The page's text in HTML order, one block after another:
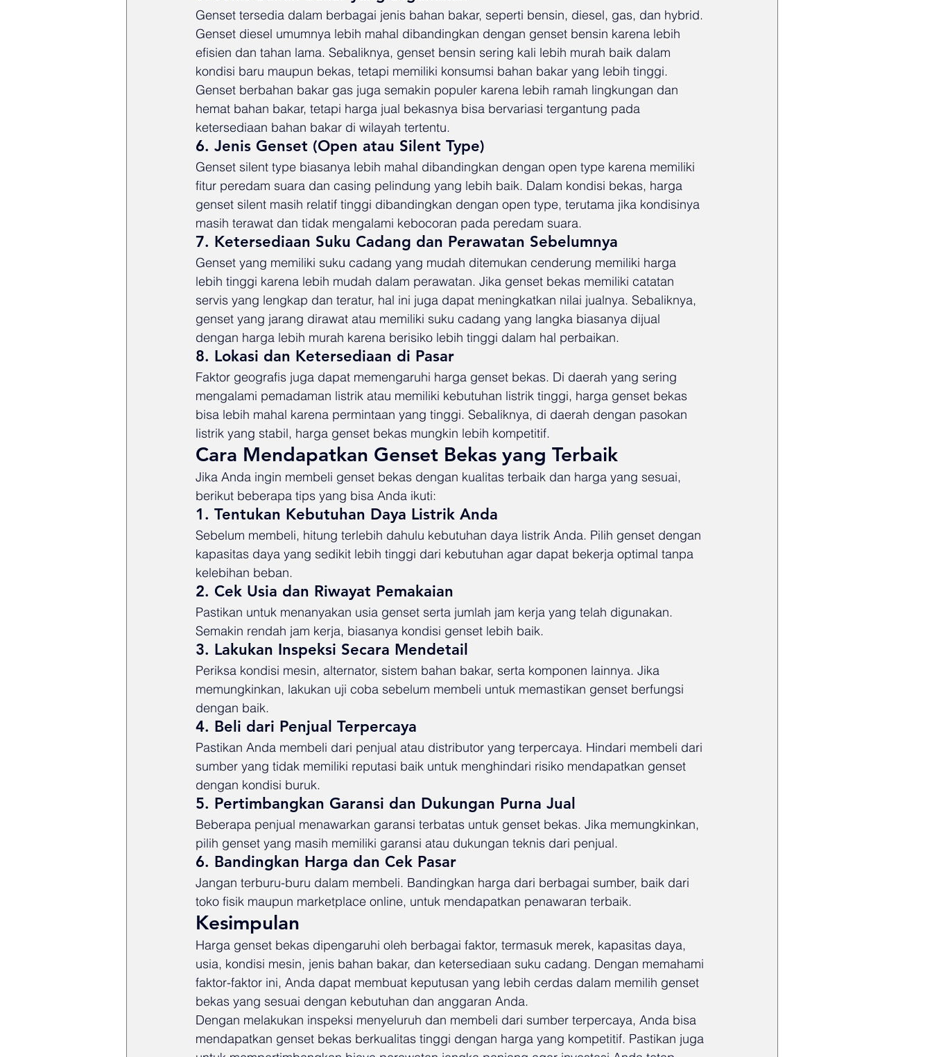
Genset tersedia dalam berbagai jenis bahan bakar, seperti bensin, diesel, gas, dan hybrid.
Genset diesel umumnya lebih mahal dibandingkan dengan genset bensin karena lebih
efisien dan tahan lama. Sebaliknya, genset bensin sering kali lebih murah baik dalam
kondisi baru maupun bekas, tetapi memiliki konsumsi bahan bakar yang lebih tinggi.
Genset berbahan bakar gas juga semakin populer karena lebih ramah lingkungan dan
hemat bahan bakar, tetapi harga jual bekasnya bisa bervariasi tergantung pada
ketersediaan bahan bakar di wilayah tertentu.
6. Jenis Genset (Open atau Silent Type)
Genset silent type biasanya lebih mahal dibandingkan dengan open type karena memiliki
fitur peredam suara dan casing pelindung yang lebih baik. Dalam kondisi bekas, harga
genset silent masih relatif tinggi dibandingkan dengan open type, terutama jika kondisinya
masih terawat dan tidak mengalami kebocoran pada peredam suara.
7. Ketersediaan Suku Cadang dan Perawatan Sebelumnya
Genset yang memiliki suku cadang yang mudah ditemukan cenderung memiliki harga
lebih tinggi karena lebih mudah dalam perawatan. Jika genset bekas memiliki catatan
servis yang lengkap dan teratur, hal ini juga dapat meningkatkan nilai jualnya. Sebaliknya,
genset yang jarang dirawat atau memiliki suku cadang yang langka biasanya dijual
dengan harga lebih murah karena berisiko lebih tinggi dalam hal perbaikan.
8. Lokasi dan Ketersediaan di Pasar
Faktor geografis juga dapat memengaruhi harga genset bekas. Di daerah yang sering
mengalami pemadaman listrik atau memiliki kebutuhan listrik tinggi, harga genset bekas
bisa lebih mahal karena permintaan yang tinggi. Sebaliknya, di daerah dengan pasokan
listrik yang stabil, harga genset bekas mungkin lebih kompetitif.
Cara Mendapatkan Genset Bekas yang Terbaik
Jika Anda ingin membeli genset bekas dengan kualitas terbaik dan harga yang sesuai,
berikut beberapa tips yang bisa Anda ikuti:
1. Tentukan Kebutuhan Daya Listrik Anda
Sebelum membeli, hitung terlebih dahulu kebutuhan daya listrik Anda. Pilih genset dengan
kapasitas daya yang sedikit lebih tinggi dari kebutuhan agar dapat bekerja optimal tanpa
kelebihan beban.
2. Cek Usia dan Riwayat Pemakaian
Pastikan untuk menanyakan usia genset serta jumlah jam kerja yang telah digunakan.
Semakin rendah jam kerja, biasanya kondisi genset lebih baik.
3. Lakukan Inspeksi Secara Mendetail
Periksa kondisi mesin, alternator, sistem bahan bakar, serta komponen lainnya. Jika
memungkinkan, lakukan uji coba sebelum membeli untuk memastikan genset berfungsi
dengan baik.
4. Beli dari Penjual Terpercaya
Pastikan Anda membeli dari penjual atau distributor yang terpercaya. Hindari membeli dari
sumber yang tidak memiliki reputasi baik untuk menghindari risiko mendapatkan genset
dengan kondisi buruk.
5. Pertimbangkan Garansi dan Dukungan Purna Jual
Beberapa penjual menawarkan garansi terbatas untuk genset bekas. Jika memungkinkan,
pilih genset yang masih memiliki garansi atau dukungan teknis dari penjual.
6. Bandingkan Harga dan Cek Pasar
Jangan terburu-buru dalam membeli. Bandingkan harga dari berbagai sumber, baik dari
toko fisik maupun marketplace online, untuk mendapatkan penawaran terbaik.
Kesimpulan
Harga genset bekas dipengaruhi oleh berbagai faktor, termasuk merek, kapasitas daya,
usia, kondisi mesin, jenis bahan bakar, dan ketersediaan suku cadang. Dengan memahami
faktor-faktor ini, Anda dapat membuat keputusan yang lebih cerdas dalam memilih genset
bekas yang sesuai dengan kebutuhan dan anggaran Anda.
Dengan melakukan inspeksi menyeluruh dan membeli dari sumber terpercaya, Anda bisa
mendapatkan genset bekas berkualitas tinggi dengan harga yang kompetitif. Pastikan juga